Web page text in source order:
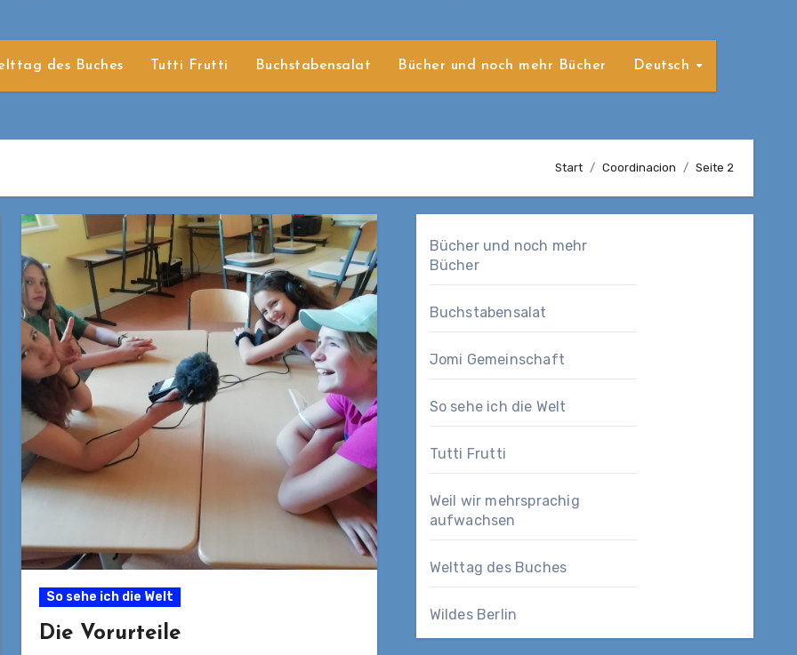
des Buches Tutti Frutti Buchstabensalat Bücher und noch mehr Bücher Deutsch
Start Coordinacion Seite 2
So sehe ich die Welt
Die Vorurteile
Bücher und noch mehr
Bücher
Buchstabensalat
Jomi Gemeinschaft
So sehe ich die Welt
Tutti Frutti
Weil wir mehrsprachig
aufwachsen
Welttag des Buches
Wildes Berlin